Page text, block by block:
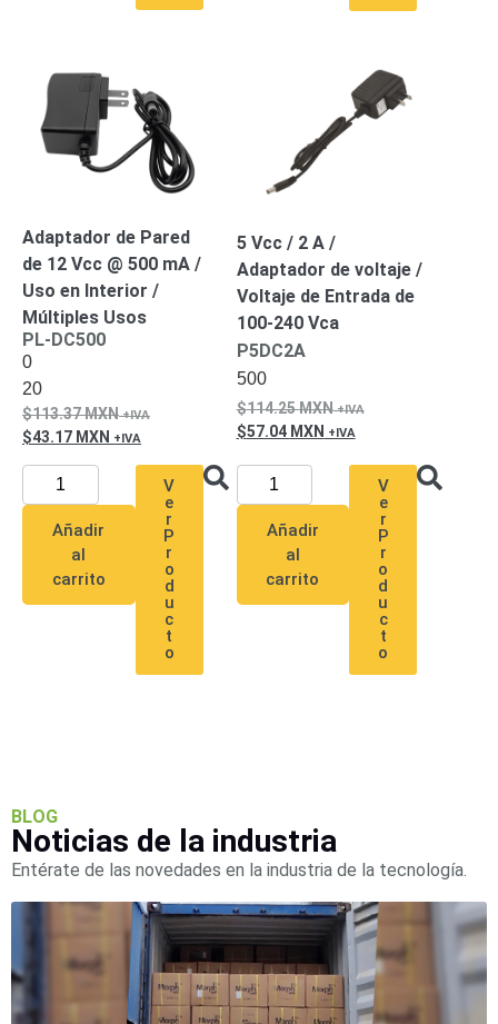
(Portátiles)Cámaras
Móviles
Dash
Cams
Videoporteros
AccesoriosIntercomunicadoresVideoporteros
AnalógicosVideoporteros
IP
Adaptador de Pared
de 12 Vcc @ 500 mA /
Uso en Interior /
Múltiples Usos
PL-DC500
0
20
113.37MXN
43.17 MXN
Añadir
al
carrito
V
e
r
P
r
o
d
u
c
t
o
5 Vcc / 2 A /
Adaptador de voltaje /
Voltaje de Entrada de
100-240 Vca
P5DC2A
500
114.25MXN
57.04 MXN
Añadir
al
carrito
V
e
r
P
r
o
d
u
c
t
o
BLOG
Noticias de la industria
Entérate de las novedades en la industria de la tecnología.